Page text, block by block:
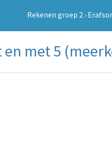
Rekenen groep 2 ›
met 5